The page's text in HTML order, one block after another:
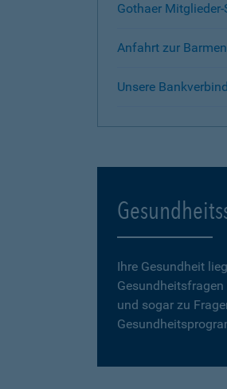
Gothaer
Anfahrt zur
Unsere
Ihre Gesundheit
und sogar zu